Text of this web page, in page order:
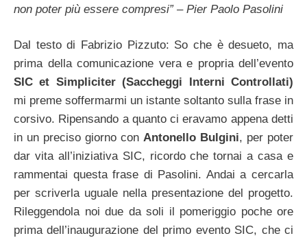
non poter più essere compresi” – Pier Paolo Pasolini
Dal testo di Fabrizio Pizzuto: So che è desueto, ma
prima della comunicazione vera e propria dell’evento
SIC et Simpliciter (Saccheggi Interni Controllati)
mi preme soffermarmi un istante soltanto sulla frase in
corsivo. Ripensando a quanto ci eravamo appena detti
in un preciso giorno con Antonello Bulgini, per poter
dar vita all’iniziativa SIC, ricordo che tornai a casa e
rammentai questa frase di Pasolini. Andai a cercarla
per scriverla uguale nella presentazione del progetto.
Rileggendola noi due da soli il pomeriggio poche ore
prima dell’inaugurazione del primo evento SIC, che ci